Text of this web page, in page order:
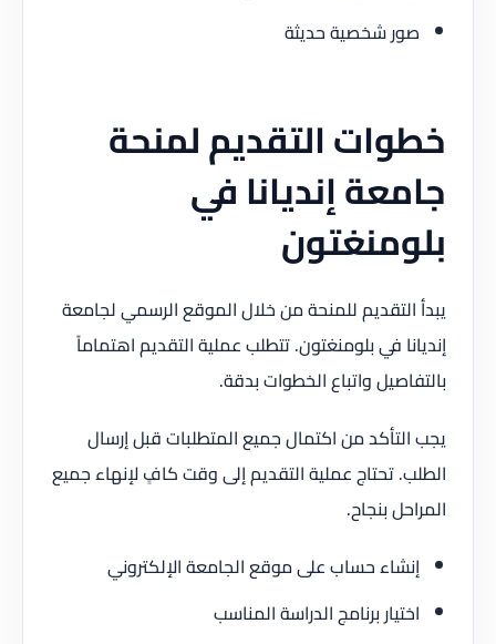
صور شخصية حديثة
خطوات التقديم لمنحة
جامعة إنديانا في
بلومنغتون
يبدأ التقديم للمنحة من خلال الموقع الرسمي لجامعة
إنديانا في بلومنغتون. تتطلب عملية التقديم اهتماماً
بالتفاصيل واتباع الخطوات بدقة.
يجب التأكد من اكتمال جميع المتطلبات قبل إرسال
الطلب. تحتاج عملية التقديم إلى وقت كافٍ لإنهاء جميع
المراحل بنجاح.
إنشاء حساب على موقع الجامعة الإلكتروني
اختيار برنامج الدراسة المناسب